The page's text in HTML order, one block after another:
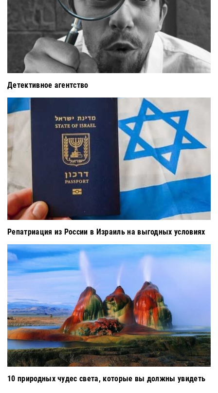
Детективное агентство
Репатриация из России в Израиль на выгодных условиях
10 природных чудес света, которые вы должны увидеть